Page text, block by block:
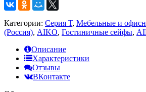
Категории: Серия Т, Мебельные и
(Россия), AIKO, Гостиничные сейфы,
Описание
Характеристики
Отзывы
ВКонтакте